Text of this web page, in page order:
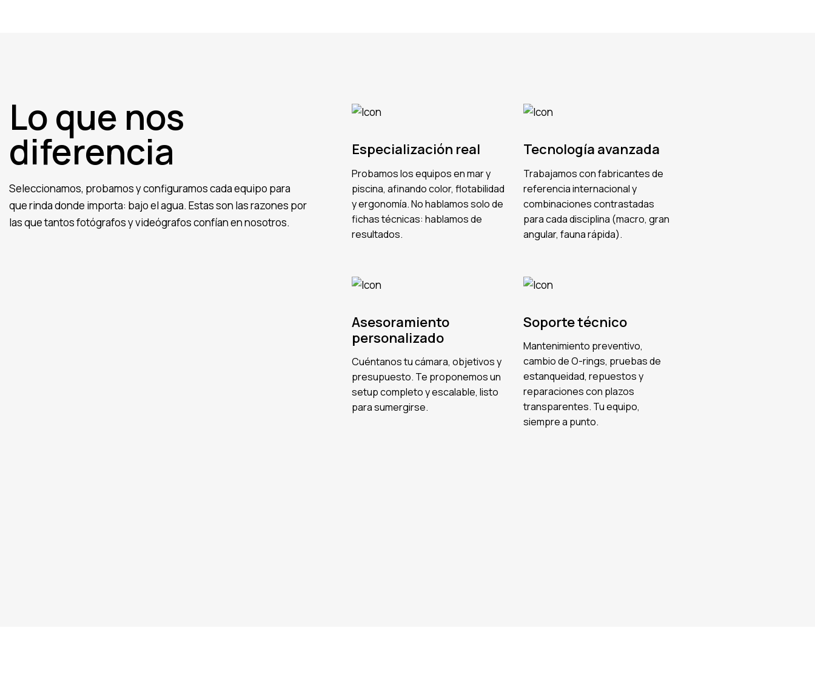
Lo que nos
diferencia
Seleccionamos, probamos y configuramos cada equipo para
que rinda donde importa: bajo el agua. Estas son las razones por
las que tantos fotógrafos y videógrafos confían en nosotros.
Especialización real
Probamos los equipos en mar y
piscina, afinando color, flotabilidad
y ergonomía. No hablamos solo de
fichas técnicas: hablamos de
resultados.
Tecnología avanzada
Trabajamos con fabricantes de
referencia internacional y
combinaciones contrastadas
para cada disciplina (macro, gran
angular, fauna rápida).
Asesoramiento
personalizado
Cuéntanos tu cámara, objetivos y
presupuesto. Te proponemos un
setup completo y escalable, listo
para sumergirse.
Soporte técnico
Mantenimiento preventivo,
cambio de O-rings, pruebas de
estanqueidad, repuestos y
reparaciones con plazos
transparentes. Tu equipo,
siempre a punto.